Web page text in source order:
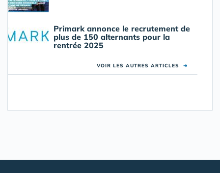
Primark annonce le recrutement de
plus de 150 alternants pour la
rentrée 2025
VOIR LES AUTRES ARTICLES ➜